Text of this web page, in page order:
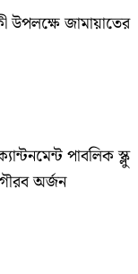
উপলক্ষে জামায়াতের
পাবলিক স্ক্লু
অর্জন